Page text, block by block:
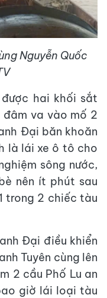
Nguyễn Quốc
hai khối sắt
va vào mố 2
Đại băn khoăn
là lái xe ô tô cho
sông nước,
nên ít phút sau
trong 2 chiếc tàu
Đại điều khiển
Tuyên cùng lên
2 cầu Phố Lu an
giờ lái loại tàu